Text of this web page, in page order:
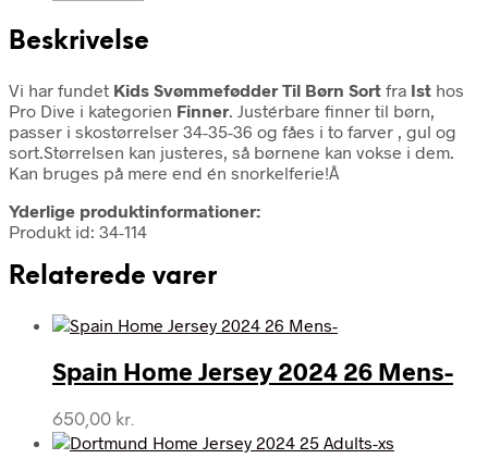
Beskrivelse
Vi har fundet Kids Svømmefødder Til Børn Sort fra Ist hos
Pro Dive i kategorien Finner. Justérbare finner til børn,
passer i skostørrelser 34-35-36 og fåes i to farver , gul og
sort.Størrelsen kan justeres, så børnene kan vokse i dem.
Kan bruges på mere end én snorkelferie!Â
Yderlige produktinformationer:
Produkt id: 34-114
Relaterede varer
Spain Home Jersey 2024 26 Mens-
650,00 kr.